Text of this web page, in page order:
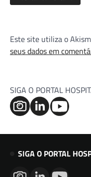
Este site utiliza o
seus dados em
SIGA O PORTAL
SIGA O PORTAL